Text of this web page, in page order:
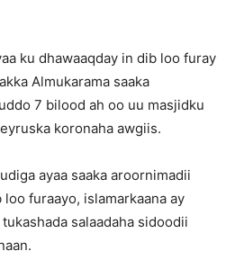
ku dhawaaqday in dib loo furay
Almukarama saaka
7 bilood ah oo uu masjidku
koronaha awgiis.
ayaa saaka aroornimadii
furaayo, islamarkaana ay
salaadaha sidoodii